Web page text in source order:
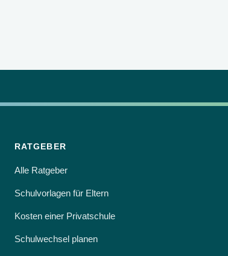
RATGEBER
Alle Ratgeber
Schulvorlagen für Eltern
Kosten einer Privatschule
Schulwechsel planen